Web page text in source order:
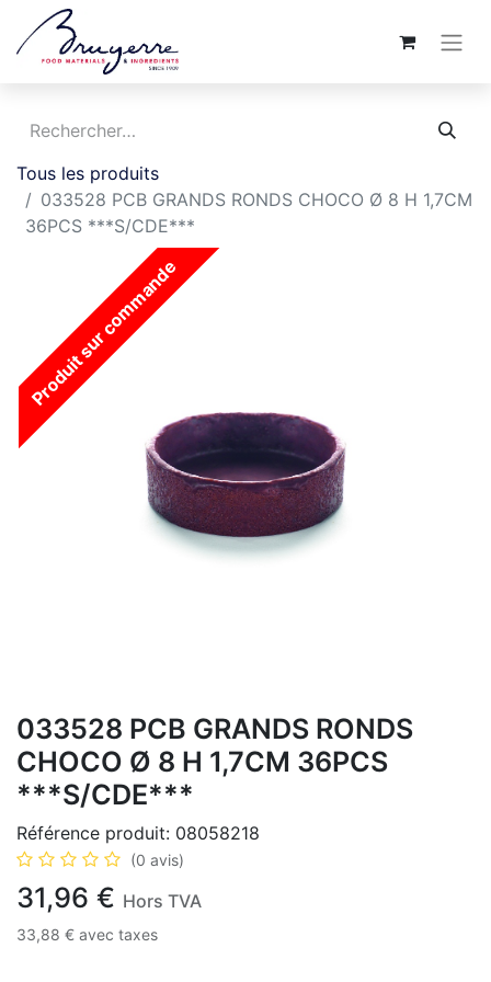
Tous les produits
033528 PCB GRANDS RONDS CHOCO Ø 8 H 1,7CM
36PCS ***S/CDE***
Produit sur commande
033528 PCB GRANDS RONDS
CHOCO Ø 8 H 1,7CM 36PCS
***S/CDE***
Référence produit: 08058218
(0 avis)
31,96 € Hors TVA
33,88 € avec taxes